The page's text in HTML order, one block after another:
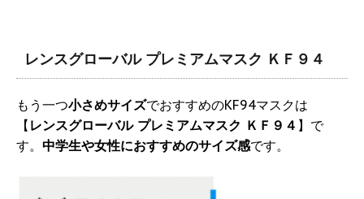
レンスグローバル プレミアムマスク ＫＦ９４
もう一つ小さめサイズでおすすめのKF94マスクは
【 レンスグローバル プレミアムマスク ＫＦ９４ 】で
す。 中学生や女性におすすめのサイズ感です。